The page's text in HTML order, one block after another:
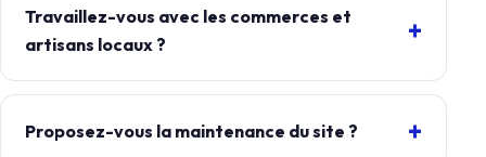
Travaillez-vous avec les commerces et
artisans locaux ?
Proposez-vous la maintenance du site ?